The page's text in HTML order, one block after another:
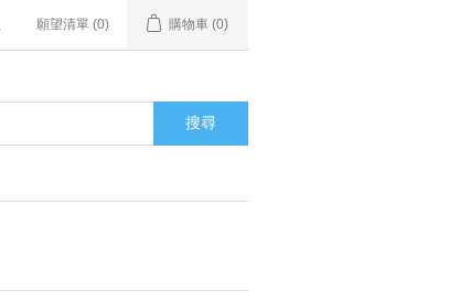
願望清單 (0) 購物車 (0)
搜尋